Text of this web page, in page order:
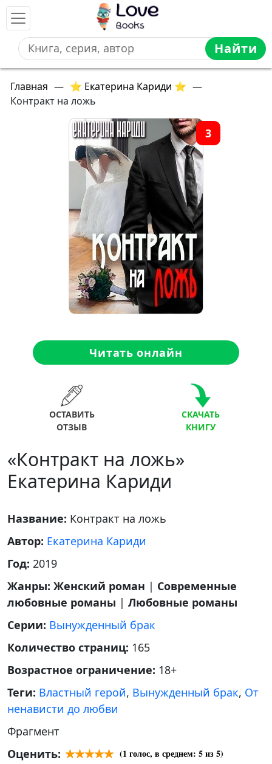
Найти
Главная — ⭐ Екатерина Кариди ⭐ —
Контракт на ложь
3
Читать онлайн
ОСТАВИТЬ
ОТЗЫВ
СКАЧАТЬ
КНИГУ
«Контракт на ложь»
Екатерина Кариди
Название: Контракт на ложь
Автор: Екатерина Кариди
Год: 2019
Жанры: Женский роман | Современные
любовные романы | Любовные романы
Серии: Вынужденный брак
Количество страниц: 165
Возрастное ограничение: 18+
Теги: Властный герой, Вынужденный брак, От
ненависти до любви
Фрагмент
Оценить:
(1 голос, в среднем: 5из 5)